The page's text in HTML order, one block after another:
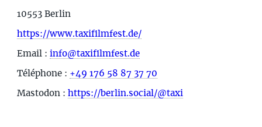
10553 Berlin
https://www.taxifilmfest.de/
Email :info@taxifilmfest.de
Téléphone : +49 176 58 87 37 70
Mastodon :https://berlin.social/@taxi